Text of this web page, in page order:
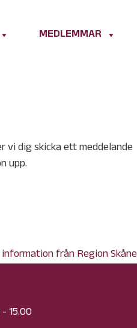
MEDLEMMAR
vi dig skicka ett meddelande
upp.
från Region Skåne
15.00